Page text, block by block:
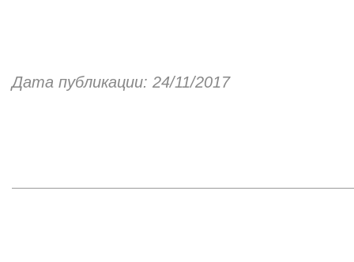
Дата публикации: 24/11/2017